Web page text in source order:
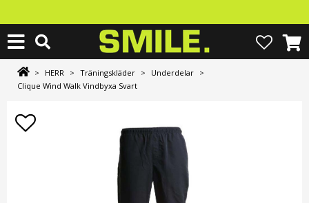
> HERR > Träningskläder > Underdelar >
Clique Wind Walk Vindbyxa Svart